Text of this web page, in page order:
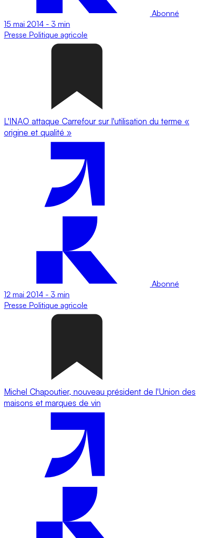
Abonné
15 mai 2014 - 3 min
Presse Politique agricole
L'INAO attaque Carrefour sur l'utilisation du terme «
origine et qualité »
Abonné
12 mai 2014 - 3 min
Presse Politique agricole
Michel Chapoutier, nouveau président de l'Union des
maisons et marques de vin